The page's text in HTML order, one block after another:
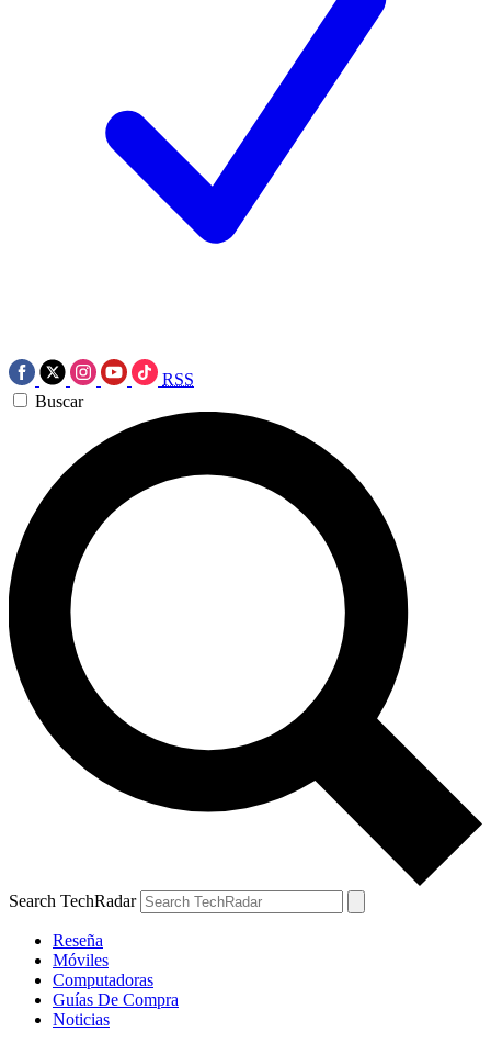
RSS
Buscar
Search TechRadar
Reseña
Móviles
Computadoras
Guías De Compra
Noticias